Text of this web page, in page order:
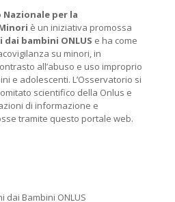
per la
è un iniziativa promossa
dai bambini ONLUS e ha come
su minori, in
all’abuso e uso improprio
e adolescenti. L’Osservatorio si
scientifico della Onlus e
di informazione e
tramite questo portale web.
dai Bambini ONLUS